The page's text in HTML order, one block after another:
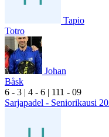
Tapio
Totro
Johan
Båsk
6 - 3 | 4 - 6 | 111 - 09
Sarjapadel - Seniorikausi